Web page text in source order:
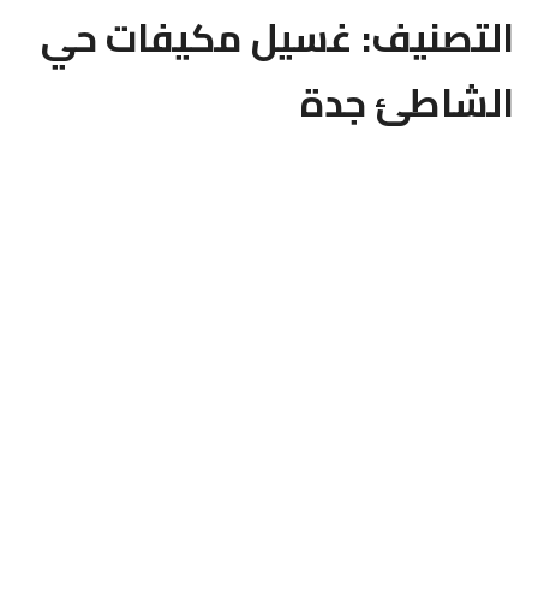
التصنيف:غسيل مكيفات حي
الشاطئ جدة